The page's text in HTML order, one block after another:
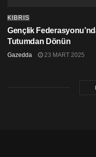
KIBRIS
Gençlik
Tutumdan Dönün
Gazedda 23 MART 2025